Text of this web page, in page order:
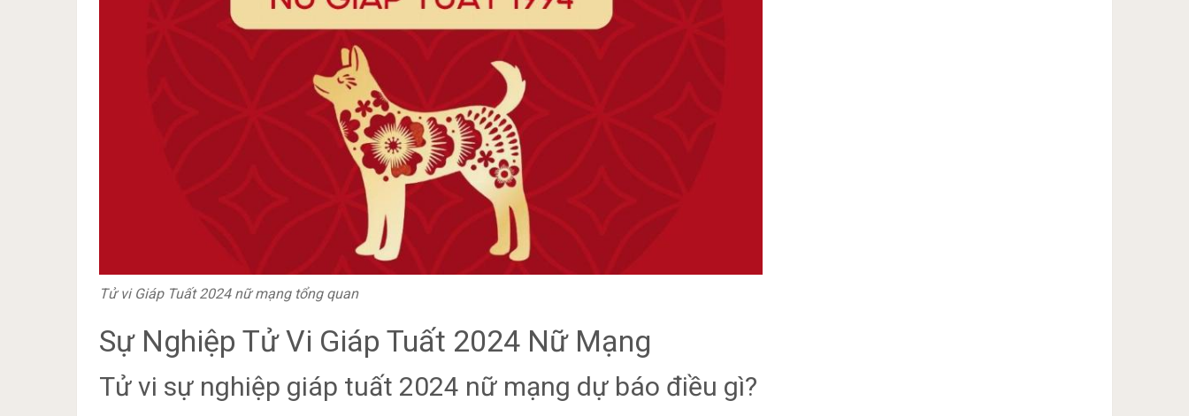
Tử vi Giáp Tuất 2024 nữ mạng tổng quan
Sự Nghiệp Tử Vi Giáp Tuất 2024 Nữ Mạng
Tử vi sự nghiệp giáp tuất 2024 nữ mạng dự báo điều gì?